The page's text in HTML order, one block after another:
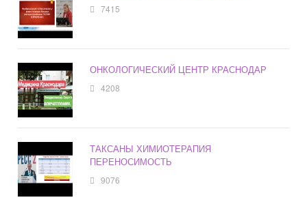
7415
ОНКОЛОГИЧЕСКИЙ ЦЕНТР КРАСНОДАР
4208
ТАКСАНЫ ХИМИОТЕРАПИЯ
ПЕРЕНОСИМОСТЬ
9076